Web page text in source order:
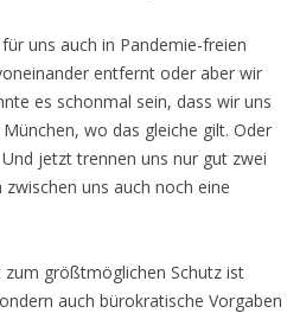
uns auch in Pandemie-freien
entfernt oder aber wir
es schonmal sein, dass wir uns
wo das gleiche gilt. Oder
jetzt trennen uns nur gut zwei
uns auch noch eine
größtmöglichen Schutz ist
auch bürokratische Vorgaben